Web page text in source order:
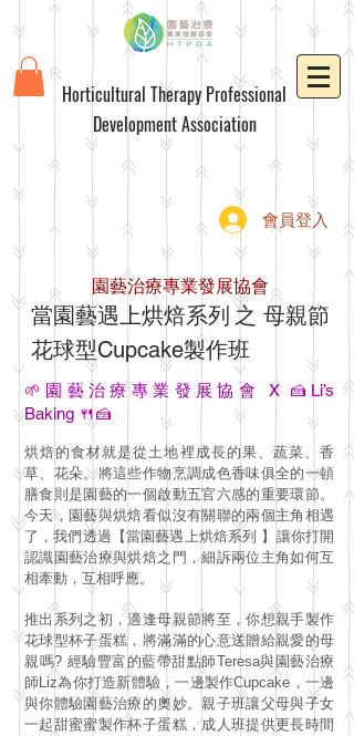
Horticultural Therapy Professional
Development Association
會員登入
園藝治療專業發展協會
​當園藝遇上烘焙系列 之 母親節
花球型Cupcake製作班
🌱園藝治療專業發展協會 X 🍰Li’s
Baking 🍴🍰
烘焙的食材就是從土地裡成長的果、蔬菜、香
草、花朵。將這些作物烹調成色香味俱全的一頓
膳食則是園藝的一個啟動五官六感的重要環節。
今天，園藝與烘焙看似沒有關聯的兩個主角相遇
了，我們透過【當園藝遇上烘焙系列 】讓你打開
認識園藝治療與烘焙之門，細訴兩位主角如何互
相牽動，互相呼應。
推出系列之初，適逢母親節將至，你想親手製作
花球型杯子蛋糕，將滿滿的心意送贈給親愛的母
親嗎? 經驗豐富的藍帶甜點師Teresa與園藝治療
師Liz為你打造新體驗，一邊製作Cupcake，一邊
與你體驗園藝治療的奧妙。親子班讓父母與子女
一起甜蜜蜜製作杯子蛋糕，成人班提供更長時間